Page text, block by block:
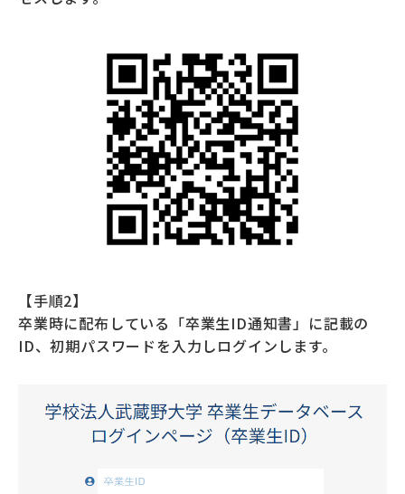
【手順2】
卒業時に配布している「卒業生ID通知書」に記載の
ID、初期パスワードを入力しログインします。